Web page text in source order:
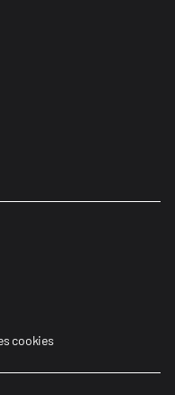
cookies